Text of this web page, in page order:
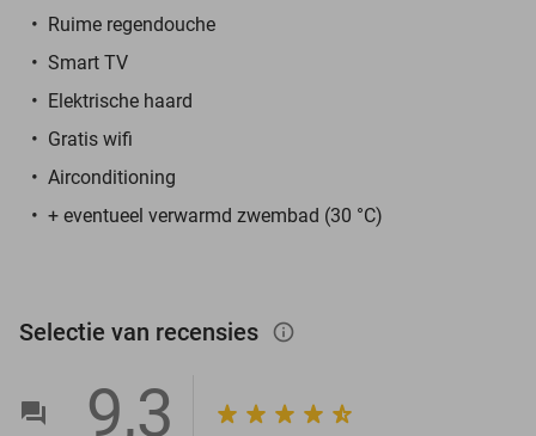
Ruime regendouche
Smart TV
Elektrische haard
Gratis wifi
Airconditioning
+ eventueel verwarmd zwembad (30 °C)
Selectie van recensies info_outlined
9,3